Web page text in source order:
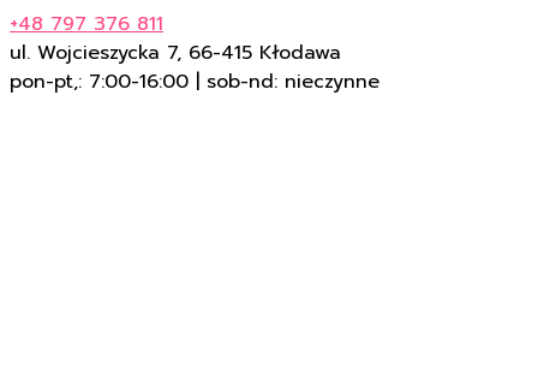
+48 797 376 811
ul. Wojcieszycka 7, 66-415 Kłodawa
pon-pt,: 7:00-16:00 | sob-nd: nieczynne